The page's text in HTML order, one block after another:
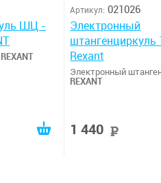
ШЦ -
REXANT
Артикул: 021026
Электронный
Rexant
Электронный
REXANT
1 440